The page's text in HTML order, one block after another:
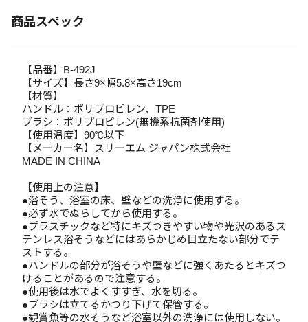
商品スペック
【品番】B-492J
【サイズ】長さ9×幅5.8×高さ19cm
【材質】
ハンドル：ポリプロピレン、TPE
ブラシ：ポリプロピレン(無機系抗菌剤使用)
【使用温度】90℃以下
【メーカー名】スリーエム ジャパン株式会社
MADE IN CHINA
【使用上の注意】
●浴そう、浴室の床、壁などの洗浄に使用する。
●必ず水でぬらしてから使用する。
●プラスチックなど特にキズつきやすい物や光沢のあるス
テンレス浴そうなどにはあらかじめ目立たない部分でテ
ストする。
●ハンドルの部分が浴そうや壁などに強くあたるとキズつ
けることがあるので注意する。
●使用後は水でよくすすぎ、水を切る。
●ブラシは立てるかつり下げて保管する。
●観賞魚等の水そうなど浴室以外の洗浄には使用しない。